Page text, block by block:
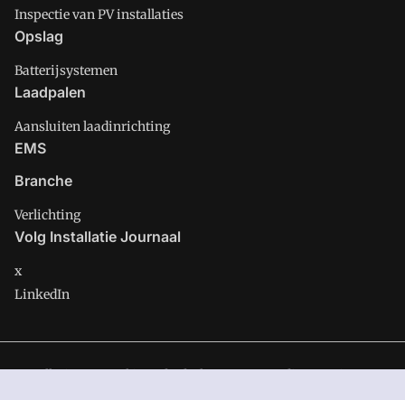
Inspectie van PV installaties
Opslag
Batterijsystemen
Laadpalen
Aansluiten laadinrichting
EMS
Branche
Verlichting
Volg Installatie Journaal
x
LinkedIn
Installatie Journaal is onderdeel van VMN media. Lees inons